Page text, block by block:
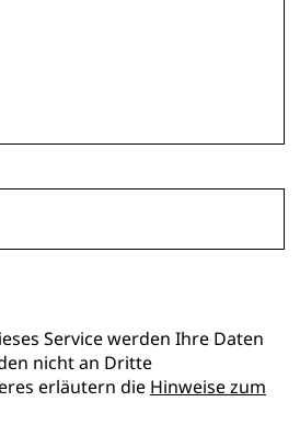
Service werden Ihre Daten
nicht an Dritte
erläutern die Hinweise zum